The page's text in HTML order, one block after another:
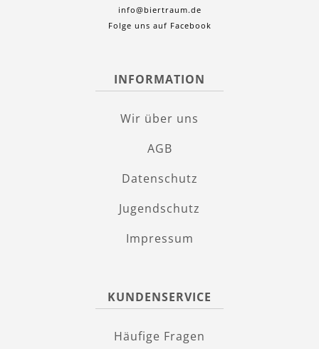
info@biertraum.de
Folge uns auf Facebook
INFORMATION
Wir über uns
AGB
Datenschutz
Jugendschutz
Impressum
KUNDENSERVICE
Häufige Fragen